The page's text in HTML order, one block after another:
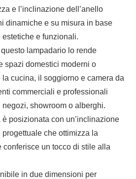
e l’inclinazione dell’anello
dinamiche e su misura in base
e funzionali.
questo lampadario lo rende
spazi domestici moderni o
cucina, il soggiorno e camera da
commerciali e professionali
showroom o alberghi.
è posizionata con un’inclinazione
che ottimizza la
conferisce un tocco di stile alla
in due dimensioni per